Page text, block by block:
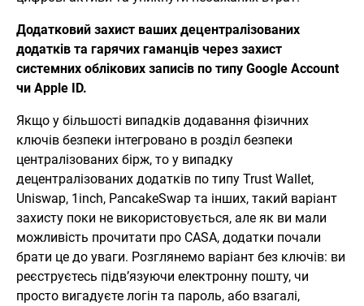
Додатковий захист ваших децентралізованих
додатків та гарячих гаманців через захист
системних облікових записів по типу Google Account
чи Apple ID.
Якщо у більшості випадків додавання фізичних
ключів безпеки інтегровано в розділ безпеки
централізованих бірж, то у випадку
децентралізованих додатків по типу Trust Wallet,
Uniswap, 1inch, PancakeSwap та інших, такий варіант
захисту поки не використовується, але як ви мали
можливість прочитати про CASA, додатки почали
брати це до уваги. Розглянемо варіант без ключів: ви
реєструєтесь підв’язуючи електронну пошту, чи
просто вигадуєте логін та пароль, або взагалі,